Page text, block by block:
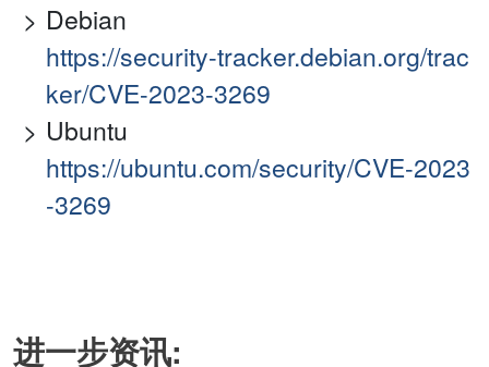
Debian
https://security-tracker.debian.org/trac
ker/CVE-2023-3269
Ubuntu
https://ubuntu.com/security/CVE-2023
-3269
进一步资讯: